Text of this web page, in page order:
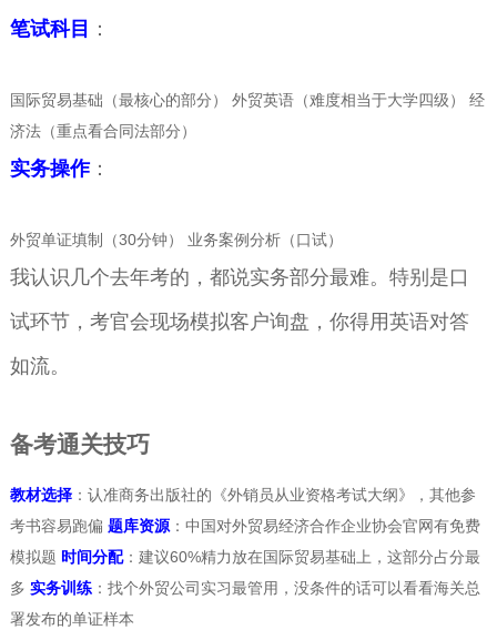
笔试科目 ：
国际贸易基础（最核心的部分） 外贸英语（难度相当于大学四级） 经
济法（重点看合同法部分）
实务操作：
外贸单证填制（30分钟） 业务案例分析（口试）
我认识几个去年考的，都说实务部分最难。特别是口
试环节，考官会现场模拟客户询盘，你得用英语对答
如流。
备考通关技巧
教材选择：认准商务出版社的《外销员从业资格考试大纲》，其他参
考书容易跑偏 题库资源：中国对外贸易经济合作企业协会官网有免费
模拟题 时间分配：建议60%精力放在国际贸易基础上，这部分占分最
多 实务训练：找个外贸公司实习最管用，没条件的话可以看看海关总
署发布的单证样本